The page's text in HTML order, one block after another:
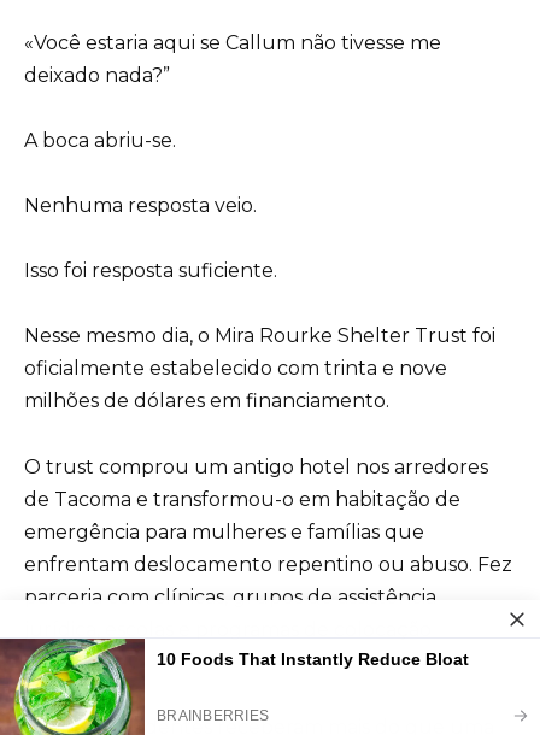
«Você estaria aqui se Callum não tivesse me
deixado nada?”
A boca abriu-se.
Nenhuma resposta veio.
Isso foi resposta suficiente.
Nesse mesmo dia, o Mira Rourke Shelter Trust foi
oficialmente estabelecido com trinta e nove
milhões de dólares em financiamento.
O trust comprou um antigo hotel nos arredores
de Tacoma e transformou-o em habitação de
emergência para mulheres e famílias que
enfrentam deslocamento repentino ou abuso. Fez
parceria com clínicas, grupos de assistência
profissional.
Todos os residentes receberam mais do que uma